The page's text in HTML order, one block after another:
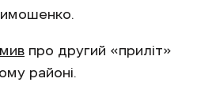
про другий «приліт»
районі.